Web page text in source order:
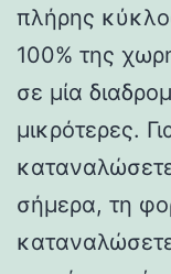
πλήρης
100% της
σε μία
μικρότερες.
σήμερα, τη